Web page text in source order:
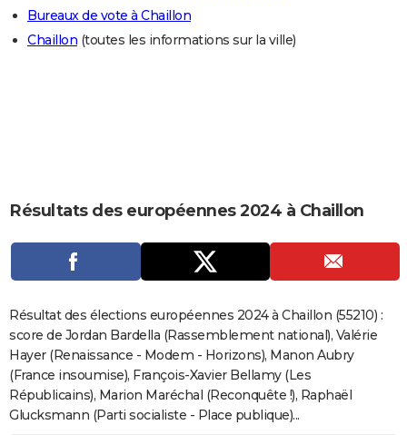
Art de vivre
Bien-être
Loisirs
Mode
Modes de vie
CARTE DE VOEUX
Carte de Noël
Carte Bonne année
Carte Saint-Valentin
Carte Pâques
Carte d'anniversaire
DICTIONNAIRE
Dictionnaire
Biographies
Citations
Expressions
Proverbes
PROGRAMME TV
COPAINS D'AVANT
S'inscrire
Se connecter
Lycées
Collèges
Primaires
Universités
Entreprises
Service militaire
Avis de recherche
AVIS DE DÉCÈS
FORUM
Bureaux de vote à Chaillon
Chaillon (toutes les informations sur la ville)
Résultats des européennes 2024 à Chaillon
Résultat des élections européennes 2024 à Chaillon (55210) :
score de Jordan Bardella (Rassemblement national), Valérie
Hayer (Renaissance - Modem - Horizons), Manon Aubry
(France insoumise), François-Xavier Bellamy (Les
Républicains), Marion Maréchal (Reconquête !), Raphaël
Glucksmann (Parti socialiste - Place publique)...